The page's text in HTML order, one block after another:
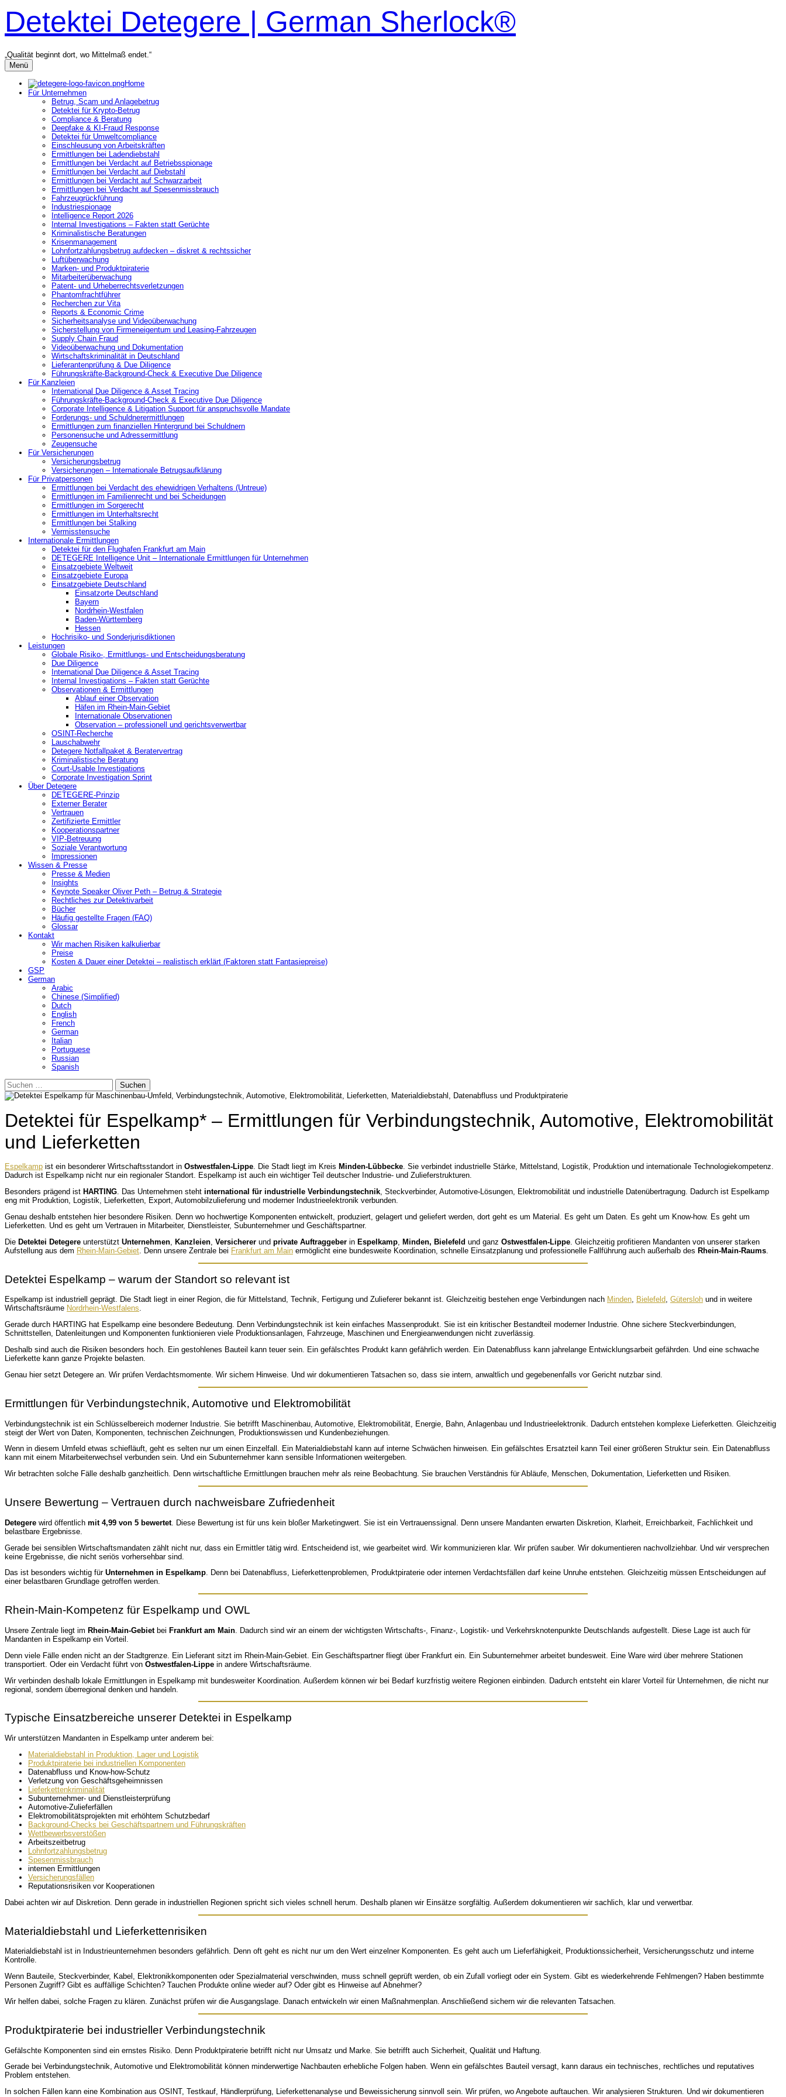
Inhalt
überspringen
Detektei Detegere | German Sherlock®
„Qualität beginnt dort, wo Mittelmaß endet.“
Menü
Home
Für Unternehmen
Betrug, Scam und Anlagebetrug
Detektei für Krypto-Betrug
Compliance & Beratung
Deepfake & KI-Fraud Response
Detektei für Umweltcompliance
Einschleusung von Arbeitskräften
Ermittlungen bei Ladendiebstahl
Ermittlungen bei Verdacht auf Betriebsspionage
Ermittlungen bei Verdacht auf Diebstahl
Ermittlungen bei Verdacht auf Schwarzarbeit
Ermittlungen bei Verdacht auf Spesenmissbrauch
Fahrzeugrückführung
Industriespionage
Intelligence Report 2026
Internal Investigations – Fakten statt Gerüchte
Kriminalistische Beratungen
Krisenmanagement
Lohnfortzahlungsbetrug aufdecken – diskret & rechtssicher
Luftüberwachung
Marken- und Produktpiraterie
Mitarbeiterüberwachung
Patent- und Urheberrechtsverletzungen
Phantomfrachtführer
Recherchen zur Vita
Reports & Economic Crime
Sicherheitsanalyse und Videoüberwachung
Sicherstellung von Firmeneigentum und Leasing-Fahrzeugen
Supply Chain Fraud
Videoüberwachung und Dokumentation
Wirtschaftskriminalität in Deutschland
Lieferantenprüfung & Due Diligence
Führungskräfte-Background-Check & Executive Due Diligence
Für Kanzleien
International Due Diligence & Asset Tracing
Führungskräfte-Background-Check & Executive Due Diligence
Corporate Intelligence & Litigation Support für anspruchsvolle Mandate
Forderungs- und Schuldnerermittlungen
Ermittlungen zum finanziellen Hintergrund bei Schuldnern
Personensuche und Adressermittlung
Zeugensuche
Für Versicherungen
Versicherungsbetrug
Versicherungen – Internationale Betrugsaufklärung
Für Privatpersonen
Ermittlungen bei Verdacht des ehewidrigen Verhaltens (Untreue)
Ermittlungen im Familienrecht und bei Scheidungen
Ermittlungen im Sorgerecht
Ermittlungen im Unterhaltsrecht
Ermittlungen bei Stalking
Vermisstensuche
Internationale Ermittlungen
Detektei für den Flughafen Frankfurt am Main
DETEGERE Intelligence Unit – Internationale Ermittlungen für Unternehmen
Einsatzgebiete Weltweit
Einsatzgebiete Europa
Einsatzgebiete Deutschland
Einsatzorte Deutschland
Bayern
Nordrhein-Westfalen
Baden-Württemberg
Hessen
Hochrisiko- und Sonderjurisdiktionen
Leistungen
Globale Risiko-, Ermittlungs- und Entscheidungsberatung
Due Diligence
International Due Diligence & Asset Tracing
Internal Investigations – Fakten statt Gerüchte
Observationen & Ermittlungen
Ablauf einer Observation
Häfen im Rhein-Main-Gebiet
Internationale Observationen
Observation – professionell und gerichtsverwertbar
OSINT-Recherche
Lauschabwehr
Detegere Notfallpaket & Beratervertrag
Kriminalistische Beratung
Court-Usable Investigations
Corporate Investigation Sprint
Über Detegere
DETEGERE-Prinzip
Externer Berater
Vertrauen
Zertifizierte Ermittler
Kooperationspartner
VIP-Betreuung
Soziale Verantwortung
Impressionen
Wissen & Presse
Presse & Medien
Insights
Keynote Speaker Oliver Peth – Betrug & Strategie
Rechtliches zur Detektivarbeit
Bücher
Häufig gestellte Fragen (FAQ)
Glossar
Kontakt
Wir machen Risiken kalkulierbar
Preise
Kosten & Dauer einer Detektei – realistisch erklärt (Faktoren statt Fantasiepreise)
GSP
German
Arabic
Chinese (Simplified)
Dutch
English
French
German
Italian
Portuguese
Russian
Spanish
Suchen
nach:
Detektei für Espelkamp* – Ermittlungen für Verbindungstechnik, Automotive, Elektromobilität
und Lieferketten
Espelkamp ist ein besonderer Wirtschaftsstandort in Ostwestfalen-Lippe. Die Stadt liegt im Kreis Minden-Lübbecke. Sie verbindet industrielle Stärke, Mittelstand, Logistik, Produktion und internationale Technologiekompetenz.
Dadurch ist Espelkamp nicht nur ein regionaler Standort. Espelkamp ist auch ein wichtiger Teil deutscher Industrie- und Zulieferstrukturen.
Besonders prägend ist HARTING. Das Unternehmen steht international für industrielle Verbindungstechnik, Steckverbinder, Automotive-Lösungen, Elektromobilität und industrielle Datenübertragung. Dadurch ist Espelkamp
eng mit Produktion, Logistik, Lieferketten, Export, Automobilzulieferung und moderner Industrieelektronik verbunden.
Genau deshalb entstehen hier besondere Risiken. Denn wo hochwertige Komponenten entwickelt, produziert, gelagert und geliefert werden, dort geht es um Material. Es geht um Daten. Es geht um Know-how. Es geht um
Lieferketten. Und es geht um Vertrauen in Mitarbeiter, Dienstleister, Subunternehmer und Geschäftspartner.
Die Detektei Detegere unterstützt Unternehmen Kanzleien Versicherer und private Auftraggeber in Espelkamp Minden, Bielefeld und ganz Ostwestfalen-Lippe . Gleichzeitig profitieren Mandanten von unserer starken
Aufstellung aus dem Rhein-Main-Gebiet . Denn unsere Zentrale bei Frankfurt am Main ermöglicht eine bundesweite Koordination, schnelle Einsatzplanung und professionelle Fallführung auch außerhalb des Rhein-Main-Raums
Detektei Espelkamp – warum der Standort so relevant ist
Espelkamp ist industriell geprägt. Die Stadt liegt in einer Region, die für Mittelstand, Technik, Fertigung und Zulieferer bekannt ist. Gleichzeitig bestehen enge Verbindungen nach Minden, Bielefeld, Gütersloh und in weitere
Wirtschaftsräume Nordrhein-Westfalens.
Gerade durch HARTING hat Espelkamp eine besondere Bedeutung. Denn Verbindungstechnik ist kein einfaches Massenprodukt. Sie ist ein kritischer Bestandteil moderner Industrie. Ohne sichere Steckverbindungen,
Schnittstellen, Datenleitungen und Komponenten funktionieren viele Produktionsanlagen, Fahrzeuge, Maschinen und Energieanwendungen nicht zuverlässig.
Deshalb sind auch die Risiken besonders hoch. Ein gestohlenes Bauteil kann teuer sein. Ein gefälschtes Produkt kann gefährlich werden. Ein Datenabfluss kann jahrelange Entwicklungsarbeit gefährden. Und eine schwache
Lieferkette kann ganze Projekte belasten.
Genau hier setzt Detegere an. Wir prüfen Verdachtsmomente. Wir sichern Hinweise. Und wir dokumentieren Tatsachen so, dass sie intern, anwaltlich und gegebenenfalls vor Gericht nutzbar sind.
Ermittlungen für Verbindungstechnik, Automotive und Elektromobilität
Verbindungstechnik ist ein Schlüsselbereich moderner Industrie. Sie betrifft Maschinenbau, Automotive, Elektromobilität, Energie, Bahn, Anlagenbau und Industrieelektronik. Dadurch entstehen komplexe Lieferketten. Gleichzeitig
steigt der Wert von Daten, Komponenten, technischen Zeichnungen, Produktionswissen und Kundenbeziehungen.
Wenn in diesem Umfeld etwas schiefläuft, geht es selten nur um einen Einzelfall. Ein Materialdiebstahl kann auf interne Schwächen hinweisen. Ein gefälschtes Ersatzteil kann Teil einer größeren Struktur sein. Ein Datenabfluss
kann mit einem Mitarbeiterwechsel verbunden sein. Und ein Subunternehmer kann sensible Informationen weitergeben.
Wir betrachten solche Fälle deshalb ganzheitlich. Denn wirtschaftliche Ermittlungen brauchen mehr als reine Beobachtung. Sie brauchen Verständnis für Abläufe, Menschen, Dokumentation, Lieferketten und Risiken.
Unsere Bewertung – Vertrauen durch nachweisbare Zufriedenheit
Detegere wird öffentlich mit 4,99 von 5 bewertet. Diese Bewertung ist für uns kein bloßer Marketingwert. Sie ist ein Vertrauenssignal. Denn unsere Mandanten erwarten Diskretion, Klarheit, Erreichbarkeit, Fachlichkeit und
belastbare Ergebnisse.
Gerade bei sensiblen Wirtschaftsmandaten zählt nicht nur, dass ein Ermittler tätig wird. Entscheidend ist, wie gearbeitet wird. Wir kommunizieren klar. Wir prüfen sauber. Wir dokumentieren nachvollziehbar. Und wir versprechen
keine Ergebnisse, die nicht seriös vorhersehbar sind.
Das ist besonders wichtig für Unternehmen in Espelkamp. Denn bei Datenabfluss, Lieferkettenproblemen, Produktpiraterie oder internen Verdachtsfällen darf keine Unruhe entstehen. Gleichzeitig müssen Entscheidungen auf
einer belastbaren Grundlage getroffen werden.
Rhein-Main-Kompetenz für Espelkamp und OWL
Unsere Zentrale liegt im Rhein-Main-Gebietbei Frankfurt am Main . Dadurch sind wir an einem der wichtigsten Wirtschafts-, Finanz-, Logistik- und Verkehrsknotenpunkte Deutschlands aufgestellt. Diese Lage ist auch für
Mandanten in Espelkamp ein Vorteil.
Denn viele Fälle enden nicht an der Stadtgrenze. Ein Lieferant sitzt im Rhein-Main-Gebiet. Ein Geschäftspartner fliegt über Frankfurt ein. Ein Subunternehmer arbeitet bundesweit. Eine Ware wird über mehrere Stationen
transportiert. Oder ein Verdacht führt von Ostwestfalen-Lippe in andere Wirtschaftsräume.
Wir verbinden deshalb lokale Ermittlungen in Espelkamp mit bundesweiter Koordination. Außerdem können wir bei Bedarf kurzfristig weitere Regionen einbinden. Dadurch entsteht ein klarer Vorteil für Unternehmen, die nicht nur
regional, sondern überregional denken und handeln.
Typische Einsatzbereiche unserer Detektei in Espelkamp
Wir unterstützen Mandanten in Espelkamp unter anderem bei:
Materialdiebstahl in Produktion, Lager und Logistik
Produktpiraterie bei industriellen Komponenten
Datenabfluss und Know-how-Schutz
Verletzung von Geschäftsgeheimnissen
Lieferkettenkriminalität
Subunternehmer- und Dienstleisterprüfung
Automotive-Zulieferfällen
Elektromobilitätsprojekten mit erhöhtem Schutzbedarf
Background-Checks bei Geschäftspartnern und Führungskräften
Wettbewerbsverstößen
Arbeitszeitbetrug
Lohnfortzahlungsbetrug
Spesenmissbrauch
internen Ermittlungen
Versicherungsfällen
Reputationsrisiken vor Kooperationen
Dabei achten wir auf Diskretion. Denn gerade in industriellen Regionen spricht sich vieles schnell herum. Deshalb planen wir Einsätze sorgfältig. Außerdem dokumentieren wir sachlich, klar und verwertbar.
Materialdiebstahl und Lieferkettenrisiken
Materialdiebstahl ist in Industrieunternehmen besonders gefährlich. Denn oft geht es nicht nur um den Wert einzelner Komponenten. Es geht auch um Lieferfähigkeit, Produktionssicherheit, Versicherungsschutz und interne
Kontrolle.
Wenn Bauteile, Steckverbinder, Kabel, Elektronikkomponenten oder Spezialmaterial verschwinden, muss schnell geprüft werden, ob ein Zufall vorliegt oder ein System. Gibt es wiederkehrende Fehlmengen? Haben bestimmte
Personen Zugriff? Gibt es auffällige Schichten? Tauchen Produkte online wieder auf? Oder gibt es Hinweise auf Abnehmer?
Wir helfen dabei, solche Fragen zu klären. Zunächst prüfen wir die Ausgangslage. Danach entwickeln wir einen Maßnahmenplan. Anschließend sichern wir die relevanten Tatsachen.
Produktpiraterie bei industrieller Verbindungstechnik
Gefälschte Komponenten sind ein ernstes Risiko. Denn Produktpiraterie betrifft nicht nur Umsatz und Marke. Sie betrifft auch Sicherheit, Qualität und Haftung.
Gerade bei Verbindungstechnik, Automotive und Elektromobilität können minderwertige Nachbauten erhebliche Folgen haben. Wenn ein gefälschtes Bauteil versagt, kann daraus ein technisches, rechtliches und reputatives
Problem entstehen.
In solchen Fällen kann eine Kombination aus OSINT, Testkauf, Händlerprüfung, Lieferkettenanalyse und Beweissicherung sinnvoll sein. Wir prüfen, wo Angebote auftauchen. Wir analysieren Strukturen. Und wir dokumentieren